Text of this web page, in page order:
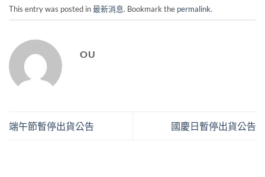
This entry was posted in最新消息. Bookmark the permalink.
OU
端午節暫停出貨公告 國慶日暫停出貨公告